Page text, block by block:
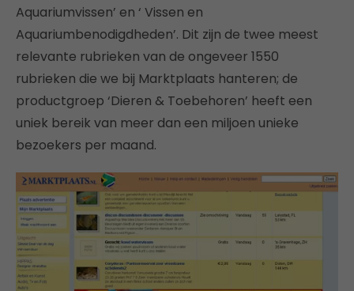
Aquariumvissen’ en ‘ Vissen en
Aquariumbenodigdheden’. Dit zijn de twee meest
relevante rubrieken van de ongeveer 1550
rubrieken die we bij Marktplaats hanteren; de
productgroep ‘Dieren & Toebehoren’ heeft een
uniek bereik van meer dan een miljoen unieke
bezoekers per maand.